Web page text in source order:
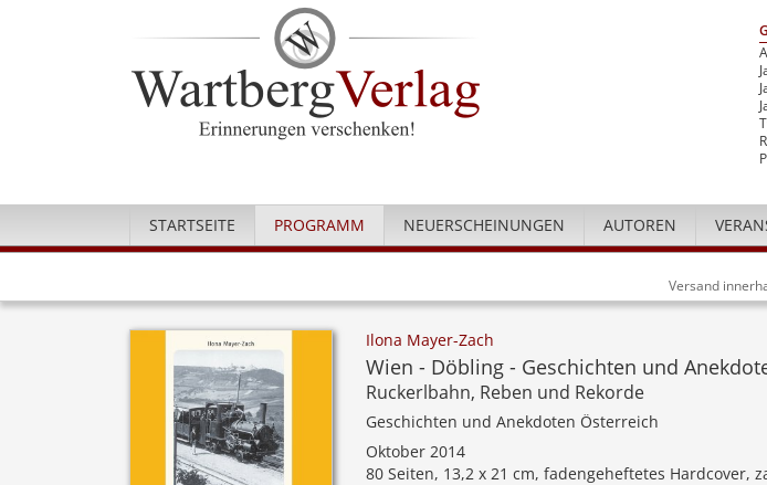
STARTSEITE PROGRAMM NEUERSCHEINUNGEN AUTOREN
Versand
Ilona Mayer-Zach
Wien - Döbling - Geschichten und
Ruckerlbahn, Reben und Rekorde
Geschichten und Anekdoten Österreich
Oktober 2014
80 Seiten, 13,2 x 21 cm, fadengeheftetes Hardcover,